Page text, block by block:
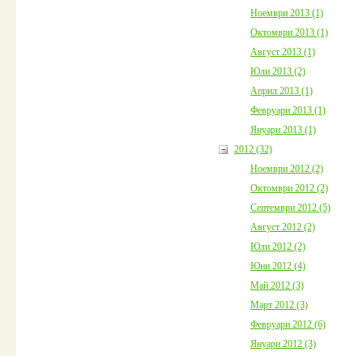
Ноември 2013 (1)
Октомври 2013 (1)
Август 2013 (1)
Юли 2013 (2)
Април 2013 (1)
Февруари 2013 (1)
Януари 2013 (1)
2012 (32)
Ноември 2012 (2)
Октомври 2012 (2)
Септември 2012 (5)
Август 2012 (2)
Юли 2012 (2)
Юни 2012 (4)
Май 2012 (3)
Март 2012 (3)
Февруари 2012 (6)
Януари 2012 (3)